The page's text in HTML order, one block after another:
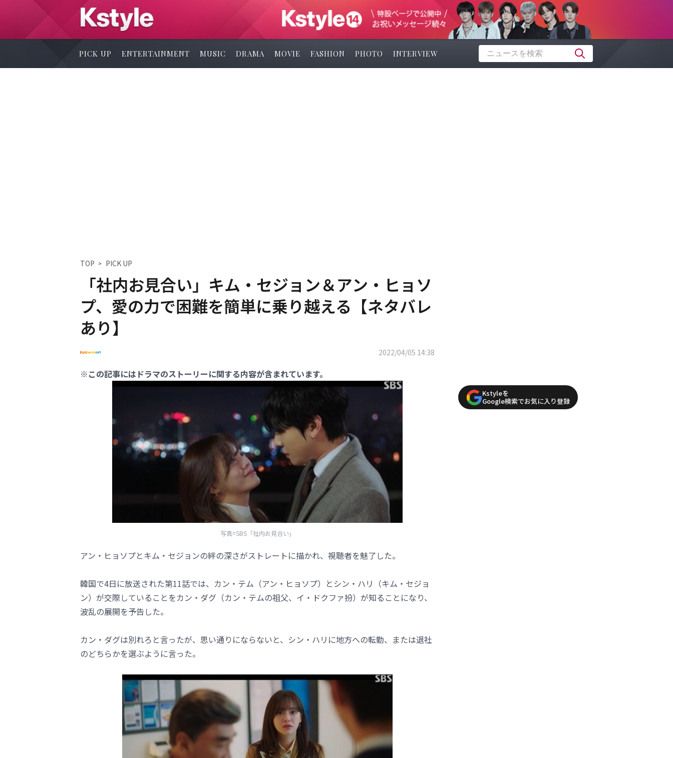
PICK UP ENTERTAINMENT MUSIC DRAMA MOVIE FASHION PHOTO INTERVIEW
TOP PICK UP
「社内お見合い」キム・セジョン＆アン・ヒョソ
プ、愛の力で困難を簡単に乗り越える【ネタバレ
あり】
2022/04/05 14:38
※この記事にはドラマのストーリーに関する内容が含まれています。
写真=SBS「社内お見合い」
アン・ヒョソプとキム・セジョンの絆の深さがストレートに描かれ、視聴者を魅了した。
韓国で4日に放送された第11話では、カン・テム（アン・ヒョソプ）とシン・ハリ（キム・セジョ
ン）が交際していることをカン・ダグ（カン・テムの祖父、イ・ドクファ扮）が知ることになり、
波乱の展開を予告した。
カン・ダグは別れろと言ったが、思い通りにならないと、シン・ハリに地方への転勤、または退社
のどちらかを選ぶように言った。
Kstyleを
Google検索でお気に入り登録